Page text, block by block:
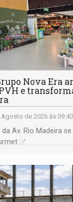
Nova Era
e
Agosto de 2026 às 09:40
Av. Rio Madeira